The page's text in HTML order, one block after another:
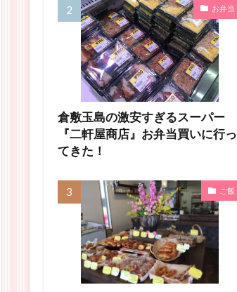
お弁当
倉敷玉島の激安すぎるスーパー
『二軒屋商店』お弁当買いに行っ
てきた！
ご飯